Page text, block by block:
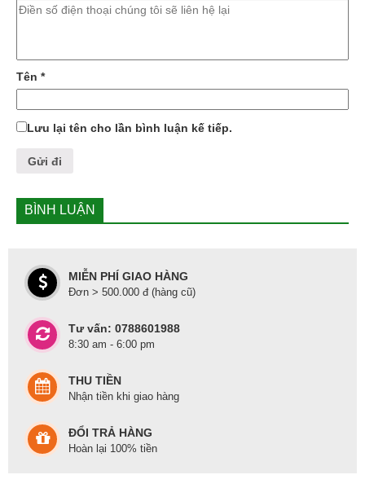
Tên *
Lưu lại tên cho lần bình luận kế tiếp.
BÌNH LUẬN
MIỄN PHÍ GIAO HÀNG
Đơn > 500.000 đ (hàng cũ)
Tư vấn: 0788601988
8:30 am - 6:00 pm
THU TIỀN
Nhận tiền khi giao hàng
ĐỔI TRẢ HÀNG
Hoàn lại 100% tiền